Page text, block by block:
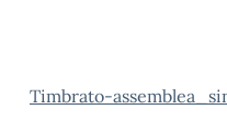
Timbrato-